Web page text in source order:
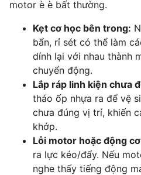
motor è è bất thường.
Kẹt cơ học bên trong:
bẩn, rỉ sét có thể làm
dính lại với nhau thành
chuyển động.
Lắp ráp linh kiện chưa
tháo ốp nhựa ra để vệ
chưa đúng vị trí, khiến
khớp.
Lỗi motor hoặc động
ra lực kéo/đẩy. Nếu
nghe thấy tiếng động